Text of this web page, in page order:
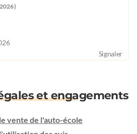
Signaler
et engagements
vente de l'auto-école